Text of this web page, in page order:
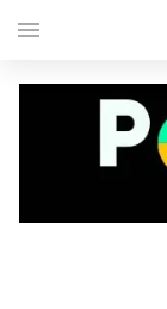
menu